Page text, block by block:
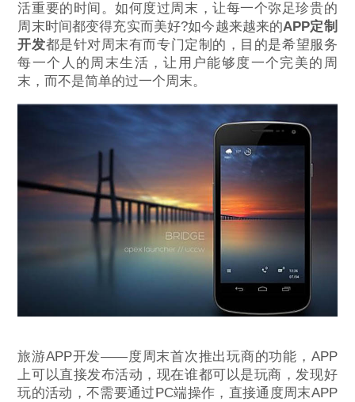
活重要的时间。如何度过周末，让每一个弥足珍贵的
周末时间都变得充实而美好?如今越来越来的APP定制
开发都是针对周末有而专门定制的，目的是希望服务
每一个人的周末生活，让用户能够度一个完美的周
末，而不是简单的过一个周末。
旅游APP开发——度周末首次推出玩商的功能，APP
上可以直接发布活动，现在谁都可以是玩商，发现好
玩的活动，不需要通过PC端操作，直接通度周末APP